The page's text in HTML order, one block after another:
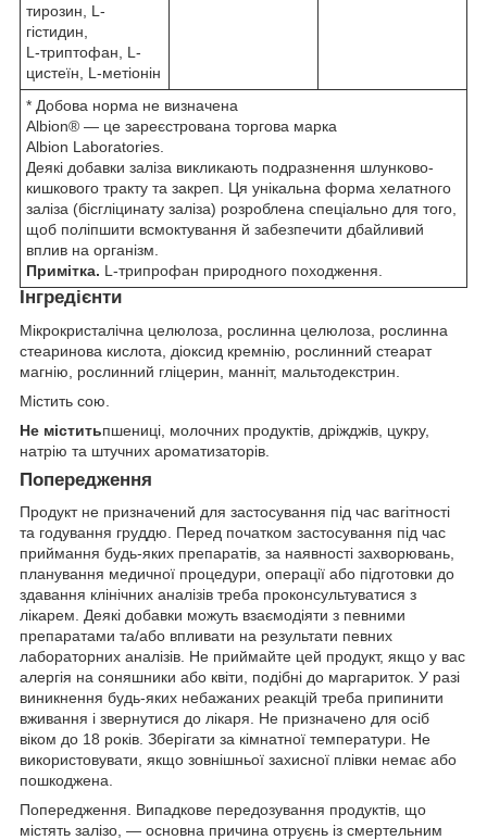
тирозин, L-
гістидин,
L-триптофан, L-
цистеїн, L-метіонін
* Добова норма не визначена
Albion® — це зареєстрована торгова марка
Albion Laboratories.
Деякі добавки заліза викликають подразнення шлунково-
кишкового тракту та закреп. Ця унікальна форма хелатного
заліза (бісгліцинату заліза) розроблена спеціально для того,
щоб поліпшити всмоктування й забезпечити дбайливий
вплив на організм.
Примітка. L-трипрофан природного походження.
Інгредієнти
Мікрокристалічна целюлоза, рослинна целюлоза, рослинна
стеаринова кислота, діоксид кремнію, рослинний стеарат
магнію, рослинний гліцерин, манніт, мальтодекстрин.
Містить сою.
Не міститьпшениці, молочних продуктів, дріжджів, цукру,
натрію та штучних ароматизаторів.
Попередження
Продукт не призначений для застосування під час вагітності
та годування груддю. Перед початком застосування під час
приймання будь-яких препаратів, за наявності захворювань,
планування медичної процедури, операції або підготовки до
здавання клінічних аналізів треба проконсультуватися з
лікарем. Деякі добавки можуть взаємодіяти з певними
препаратами та/або впливати на результати певних
лабораторних аналізів. Не приймайте цей продукт, якщо у вас
алергія на соняшники або квіти, подібні до маргариток. У разі
виникнення будь-яких небажаних реакцій треба припинити
вживання і звернутися до лікаря. Не призначено для осіб
віком до 18 років. Зберігати за кімнатної температури. Не
використовувати, якщо зовнішньої захисної плівки немає або
пошкоджена.
Попередження. Випадкове передозування продуктів, що
містять залізо, — основна причина отруєнь із смертельним